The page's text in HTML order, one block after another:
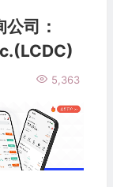
司：
5,363